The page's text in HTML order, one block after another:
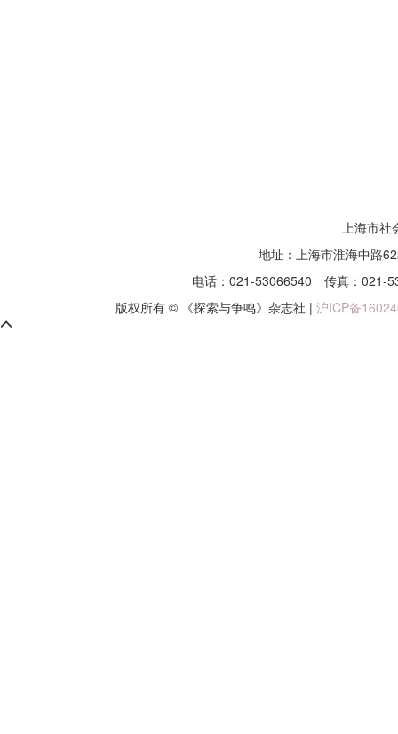
上海市社
地址：上海市淮海中路
电话：021-53066540 传真：
版权所有 © 《探索与争鸣》杂志社 | 沪ICP备